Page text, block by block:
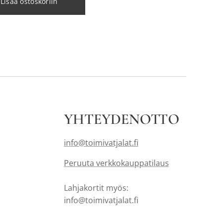
YHTEYDENOTTO
info@toimivatjalat.fi
Peruuta verkkokauppatilaus
Lahjakortit myös:
info@toimivatjalat.fi